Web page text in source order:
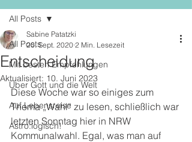
All Posts
Mit besten Empfehlungen
Über Gott und die Welt
Auf Lebensreise
Astro:logisch!
All Posts
Entscheidung
Sabine Patatzki
20. Sept. 2020 2 Min. Lesezeit
Aktualisiert: 10. Juni 2023
Diese Woche war so einiges zum
Thema „Wahl“ zu lesen, schließlich war
letzten Sonntag hier in NRW
Kommunalwahl. Egal, was man auf